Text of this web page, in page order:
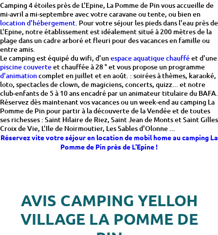
Camping 4 étoiles près de L'Epine, La Pomme de Pin vous accueille de
mi-avril a mi-septembre avec votre caravane ou tente, ou bien en
location d'hébergement. Pour votre séjour les pieds dans l'eau près de
L'Epine, notre établissement est idéalement situé à 200 mètres de la
plage dans un cadre arboré et fleuri pour des vacances en famille ou
entre amis.
Le camping est équipé du wifi, d'unespace aquatique chaufféet d'une
piscine couverteet chauffée à 28 ° et vous propose un programme
d'animationcomplet en juillet et en août. : soirées à thèmes, karaoké,
loto, spectacles de clown, de magiciens, concerts, quizz... et notre
club-enfants de 5 à 10 ans encadré par un animateur titulaire du BAFA.
Réservez dès maintenant vos vacances ou un week-end au camping La
Pomme de Pin pour partir à la découverte de la Vendée et de toutes
ses richesses : Saint Hilaire de Riez, Saint Jean de Monts et Saint Gilles
Croix de Vie, L'Ile de Noirmoutier, Les Sables d'Olonne ...
Réservez vite votre séjour en location de mobil home au camping La
Pomme de Pin près de L'Epine !
AVIS CAMPING YELLOH
VILLAGE LA POMME DE